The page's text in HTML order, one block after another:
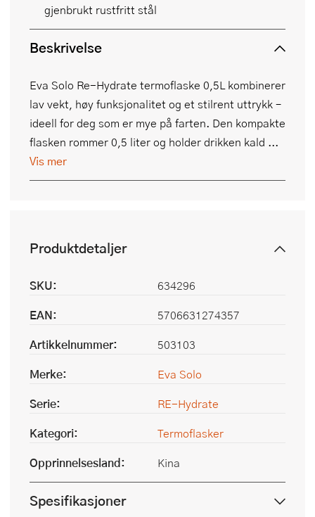
gjenbrukt rustfritt stål
Beskrivelse
Eva Solo Re-Hydrate termoflaske 0,5L kombinerer
lav vekt, høy funksjonalitet og et stilrent uttrykk –
ideell for deg som er mye på farten. Den kompakte
flasken rommer 0,5 liter og holder drikken kald ...
Vis mer
Produktdetaljer
SKU:
634296
EAN:
5706631274357
Artikkelnummer:
503103
Merke:
Eva Solo
Serie:
RE-Hydrate
Kategori:
Termoflasker
Opprinnelsesland:
Kina
Spesifikasjoner